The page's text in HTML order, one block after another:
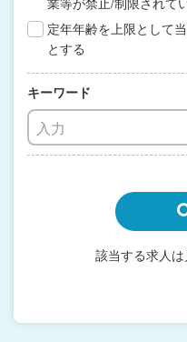
定年年齢を上限として
とする
キーワード
該当する求人